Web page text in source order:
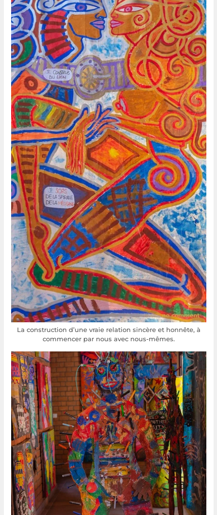
La construction d’une vraie relation sincère et honnête, à
commencer par nous avec nous-mêmes.